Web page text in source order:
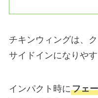
チキンウィングは、
サイドインになりや
インパクト時にフェ